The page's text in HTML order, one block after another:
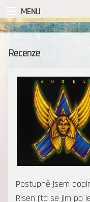
MENU
Recenze
Postupně jsem
Risen (ta se jim po